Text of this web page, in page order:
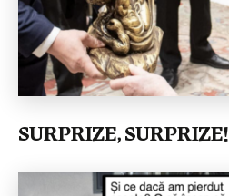
SURPRIZE, SURPRIZE!